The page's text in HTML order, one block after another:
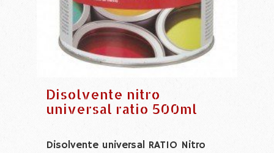
Disolvente nitro
universal ratio 500ml
Disolvente universal RATIO Nitro